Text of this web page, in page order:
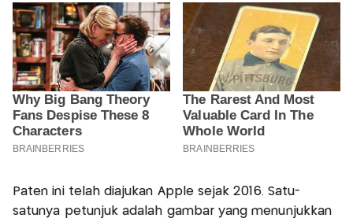
Paten ini telah diajukan Apple sejak 2016. Satu-
satunya petunjuk adalah gambar yang menunjukkan